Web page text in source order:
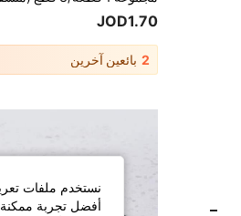
JOD1.70
2 بائعين آخرين
نستخدم ملفات
أفضل تجربة ممكنة